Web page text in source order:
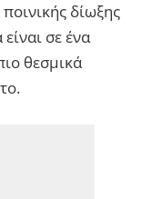
δίωξης
σε ένα
θεσμικά